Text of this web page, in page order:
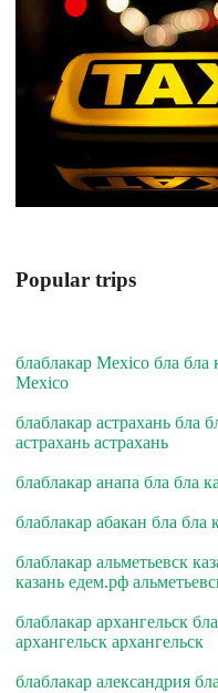
Popular trips
блаблакар Mexico бла
Mexico
блаблакар астрахань бла
астрахань астрахань
блаблакар анапа бла бла
блаблакар абакан бла бла
блаблакар альметьевск
казань едем.рф
блаблакар архангельск
архангельск архангельск
блаблакар александрия